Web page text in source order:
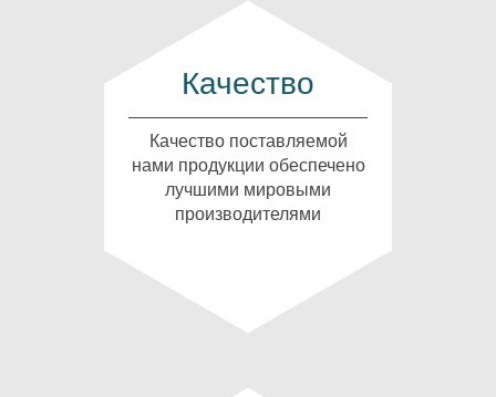
Качество
Качество поставляемой
нами продукции обеспечено
лучшими мировыми
производителями